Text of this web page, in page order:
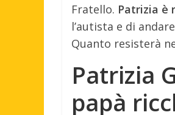
Fratello. Patrizia è
l’autista e di
Quanto resisterà
Patrizia
papà